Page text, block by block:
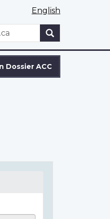
English
Dossier ACC